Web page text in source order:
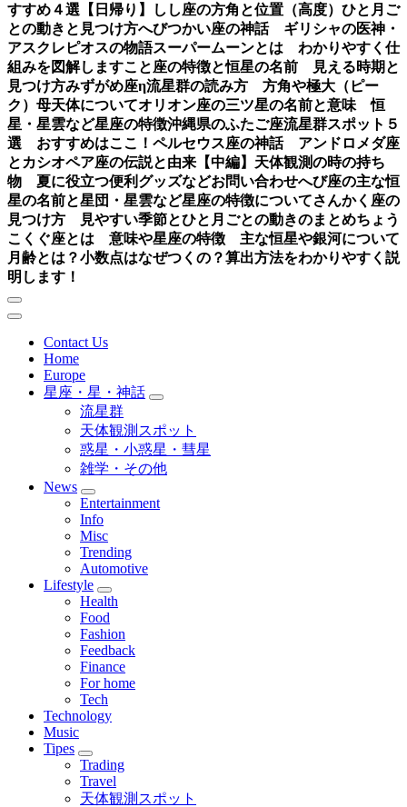
すすめ４選【日帰り】
しし座の方角と位置（高度）ひと月ご
との動きと見つけ方へびつかい座の神話 ギリシャの医神・
アスクレピオスの物語スーパームーンとは わかりやすく仕
組みを図解しますこと座の特徴と恒星の名前 見える時期と
見つけ方みずがめ座η流星群の読み方 方角や極大（ピー
ク）母天体についてオリオン座の三ツ星の名前と意味 恒
星・星雲など星座の特徴沖縄県のふたご座流星群スポット５
選 おすすめはここ！ ペルセウス座の神話 アンドロメダ座
とカシオペア座の伝説と由来【中編】 天体観測の時の持ち
物 夏に役立つ便利グッズなどお問い合わせへび座の主な恒
星の名前と星団・星雲など星座の特徴についてさんかく座の
見つけ方 見やすい季節とひと月ごとの動きのまとめちょう
こくぐ座とは 意味や星座の特徴 主な恒星や銀河について
月齢とは？小数点はなぜつくの？算出方法をわかりやすく説
明します！
Contact Us
Home
Europe
星座・星・神話
流星群
天体観測スポット
惑星・小惑星・彗星
雑学・その他
News
Entertainment
Info
Misc
Trending
Automotive
Lifestyle
Health
Food
Fashion
Feedback
Finance
For home
Tech
Technology
Music
Tipes
Trading
Travel
天体観測スポット